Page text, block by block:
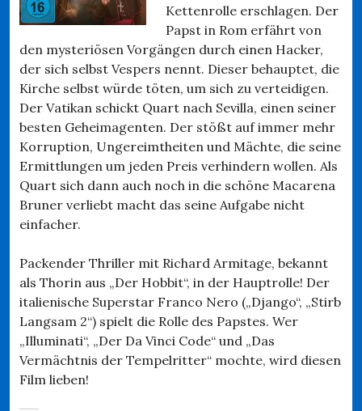
Kettenrolle erschlagen. Der
Papst in Rom erfährt von
den mysteriösen Vorgängen durch einen Hacker,
der sich selbst Vespers nennt. Dieser behauptet, die
Kirche selbst würde töten, um sich zu verteidigen.
Der Vatikan schickt Quart nach Sevilla, einen seiner
besten Geheimagenten. Der stößt auf immer mehr
Korruption, Ungereimtheiten und Mächte, die seine
Ermittlungen um jeden Preis verhindern wollen. Als
Quart sich dann auch noch in die schöne Macarena
Bruner verliebt macht das seine Aufgabe nicht
einfacher.
Packender Thriller mit Richard Armitage, bekannt
als Thorin aus „Der Hobbit“, in der Hauptrolle! Der
italienische Superstar Franco Nero („Django“, „Stirb
Langsam 2“) spielt die Rolle des Papstes. Wer
„Illuminati“, „Der Da Vinci Code“ und „Das
Vermächtnis der Tempelritter“ mochte, wird diesen
Film lieben!